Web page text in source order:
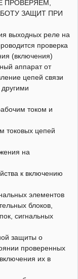
ПРОВЕРЯЕМ,
ЗАЩИТ ПРИ
выходных реле на
проверка
(включения)
аппарат от
цепей связи
током и
токовых цепей
на
к включению
элементов
блоков,
сигнальных
защиты о
проверенных
их в